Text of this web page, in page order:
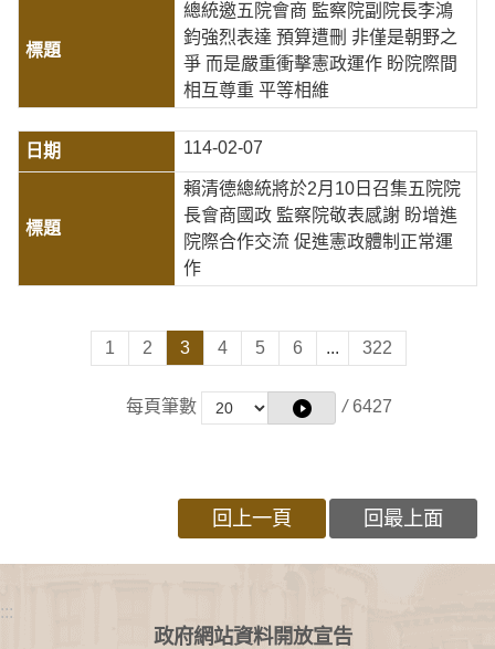
總統邀五院會商 監察院副院長李鴻
鈞強烈表達 預算遭刪 非僅是朝野之
爭 而是嚴重衝擊憲政運作 盼院際間
相互尊重 平等相維
114-02-07
賴清德總統將於2月10日召集五院院
長會商國政 監察院敬表感謝 盼增進
院際合作交流 促進憲政體制正常運
作
1 2 3 4 5 6 ... 322
每頁筆數 / 6427
回上一頁 回最上面
:::
政府網站資料開放宣告